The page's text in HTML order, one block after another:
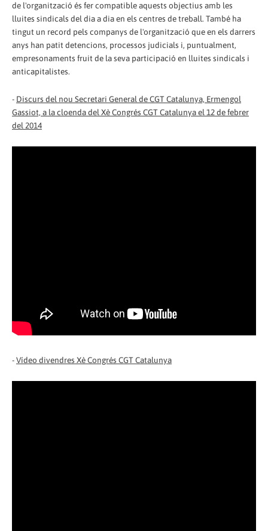
de l'organització és fer compatible aquests objectius amb les
lluites sindicals del dia a dia en els centres de treball. També ha
tingut un record pels companys de l'organització que en els darrers
anys han patit detencions, processos judicials i, puntualment,
empresonaments fruit de la seva participació en lluites sindicals i
anticapitalistes.
- Discurs del nou Secretari General de CGT Catalunya, Ermengol
Gassiot, a la cloenda del Xè Congrés CGT Catalunya el 12 de febrer
del 2014
-Vídeo divendres Xè Congrés CGT Catalunya